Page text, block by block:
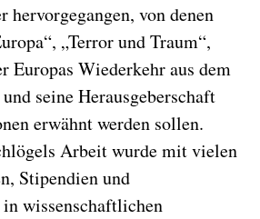
von denen
„Terror und Traum“,
Europas Wiederkehr aus dem
seine Herausgeberschaft
erwähnt werden sollen.
Arbeit wurde mit vielen
Stipendien und
wissenschaftlichen